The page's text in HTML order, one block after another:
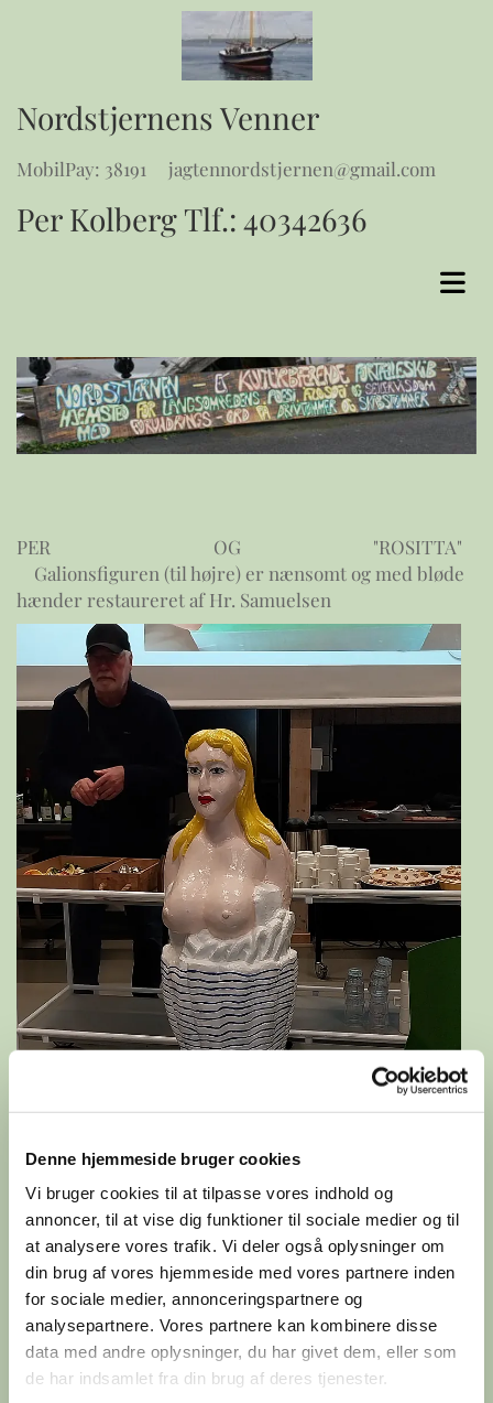
Denne hjemmeside bruger cookies
Vi bruger cookies til at tilpasse vores indhold og
annoncer, til at vise dig funktioner til sociale medier og til
at analysere vores trafik. Vi deler også oplysninger om
din brug af vores hjemmeside med vores partnere inden
for sociale medier, annonceringspartnere og
analysepartnere. Vores partnere kan kombinere disse
data med andre oplysninger, du har givet dem, eller som
de har indsamlet fra din brug af deres tjenester.
Nordstjernens Venner
MobilPay: 38191 jagtennordstjernen@gmail.com
Per Kolberg Tlf.:40342636
PER OG "ROSITTA"
Galionsfiguren (til højre) er nænsomt og med bløde
hænder restaureret af Hr. Samuelsen